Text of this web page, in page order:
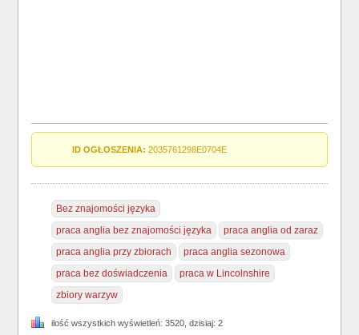
ID OGŁOSZENIA: 2035761298E0704E
Bez znajomości języka
praca anglia bez znajomości języka
praca anglia od zaraz
praca anglia przy zbiorach
praca anglia sezonowa
praca bez doświadczenia
praca w Lincolnshire
zbiory warzyw
ilość wszystkich wyświetleń: 3520, dzisiaj: 2